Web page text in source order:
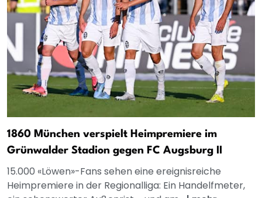
1860 München verspielt Heimpremiere im
Grünwalder Stadion gegen FC Augsburg II
15.000 «Löwen»-Fans sehen eine ereignisreiche
Heimpremiere in der Regionalliga: Ein Handelfmeter,